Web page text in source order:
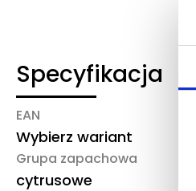
Specyfikacja
EAN
Wybierz wariant
Grupa zapachowa
cytrusowe